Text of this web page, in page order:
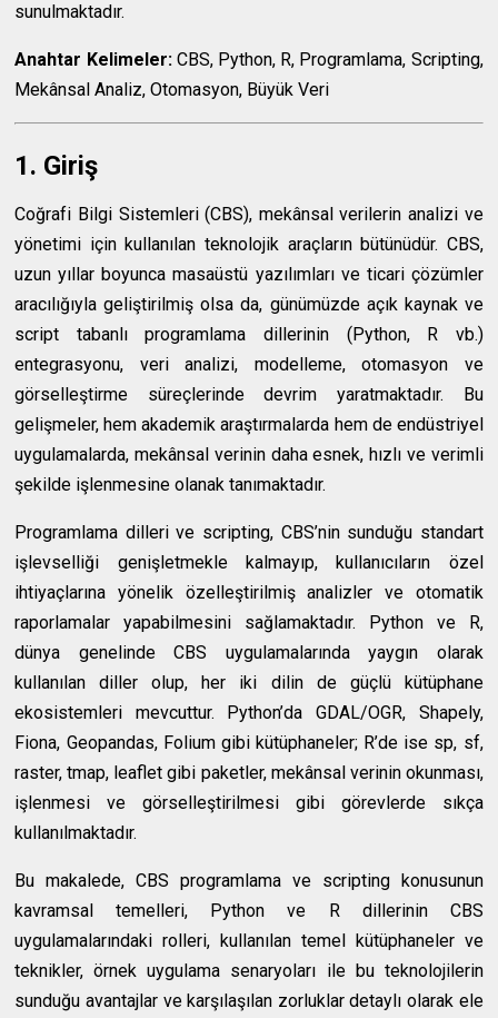
sunulmaktadır.
Anahtar Kelimeler:CBS, Python, R, Programlama, Scripting,
Mekânsal Analiz, Otomasyon, Büyük Veri
1. Giriş
Coğrafi Bilgi Sistemleri (CBS), mekânsal verilerin analizi ve
yönetimi için kullanılan teknolojik araçların bütünüdür. CBS,
uzun yıllar boyunca masaüstü yazılımları ve ticari çözümler
aracılığıyla geliştirilmiş olsa da, günümüzde açık kaynak ve
script tabanlı programlama dillerinin (Python, R vb.)
entegrasyonu, veri analizi, modelleme, otomasyon ve
görselleştirme süreçlerinde devrim yaratmaktadır. Bu
gelişmeler, hem akademik araştırmalarda hem de endüstriyel
uygulamalarda, mekânsal verinin daha esnek, hızlı ve verimli
şekilde işlenmesine olanak tanımaktadır.
Programlama dilleri ve scripting, CBS’nin sunduğu standart
işlevselliği genişletmekle kalmayıp, kullanıcıların özel
ihtiyaçlarına yönelik özelleştirilmiş analizler ve otomatik
raporlamalar yapabilmesini sağlamaktadır. Python ve R,
dünya genelinde CBS uygulamalarında yaygın olarak
kullanılan diller olup, her iki dilin de güçlü kütüphane
ekosistemleri mevcuttur. Python’da GDAL/OGR, Shapely,
Fiona, Geopandas, Folium gibi kütüphaneler; R’de ise sp, sf,
raster, tmap, leaflet gibi paketler, mekânsal verinin okunması,
işlenmesi ve görselleştirilmesi gibi görevlerde sıkça
kullanılmaktadır.
Bu makalede, CBS programlama ve scripting konusunun
kavramsal temelleri, Python ve R dillerinin CBS
uygulamalarındaki rolleri, kullanılan temel kütüphaneler ve
teknikler, örnek uygulama senaryoları ile bu teknolojilerin
sunduğu avantajlar ve karşılaşılan zorluklar detaylı olarak ele